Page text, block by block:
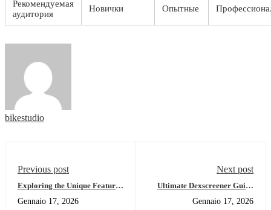
Рекомендуемая
аудитория
Новички Опытные
bikestudio
Previous post
Exploring the Unique Features
Gennaio 17, 2026
Next post
Ultimate Dexscreener Guide
2026
Gennaio 17, 2026